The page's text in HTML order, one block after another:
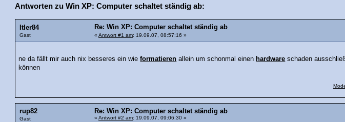
Antworten zu Win XP: Computer schaltet ständig ab:
Itler84
Gast
Re: Win XP: Computer schaltet ständig ab
« Antwort #1 am: 19.09.07, 08:57:16 »
ne da fällt mir auch nix besseres ein wieformatieren allein um schonmal einen hardware schaden
können
rup82
Gast
Re: Win XP: Computer schaltet ständig ab
« Antwort #2 am: 19.09.07, 09:06:30 »